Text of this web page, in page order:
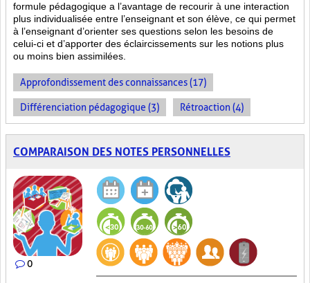
formule pédagogique a l’avantage de recourir à une interaction
plus individualisée entre l’enseignant et son élève, ce qui permet
à l’enseignant d’orienter ses questions selon les besoins de
celui-ci et d’apporter des éclaircissements sur les notions plus
ou moins bien assimilées.
Approfondissement des connaissances (17)
Différenciation pédagogique (3) Rétroaction (4)
COMPARAISON DES NOTES PERSONNELLES
0